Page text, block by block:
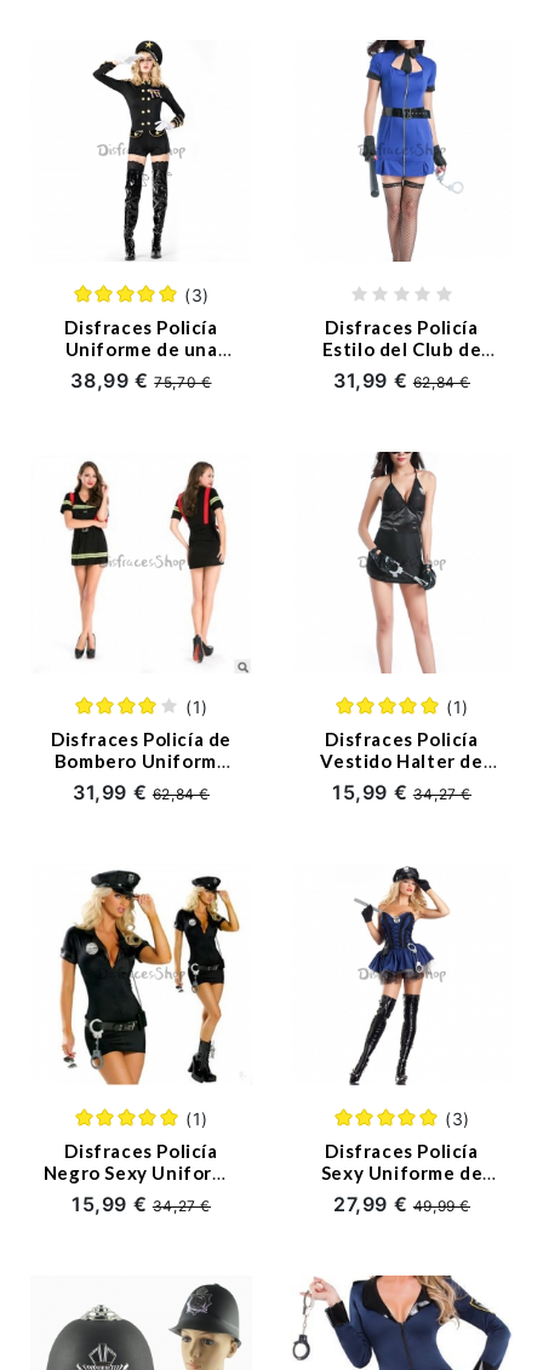
(3)
Disfraces Policía
Uniforme de una
Pieza Negro de
Halloween
38,99 €75,70 €
Disfraces Policía
Estilo del Club de
Mujer Sexy de
Halloween
31,99 €62,84 €
(1)
Disfraces Policía de
Bombero Uniforme
de Halloween
31,99 €62,84 €
(1)
Disfraces Policía
Vestido Halter de
Mujer Sexy de
Halloween
15,99 €34,27 €
(1)
Disfraces Policía
Negro Sexy Uniforme
de Halloween
15,99 €34,27 €
(3)
Disfraces Policía
Sexy Uniforme de
Tutú de Halloween
27,99 €49,99 €